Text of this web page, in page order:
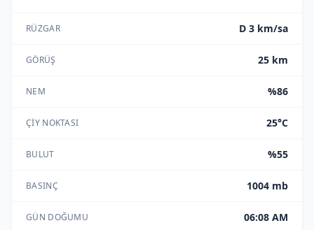
RÜZGAR D 3 km/sa
GÖRÜŞ 25 km
NEM %86
ÇIY NOKTASI 25°C
BULUT %55
BASINÇ 1004 mb
GÜN DOĞUMU 06:08 AM